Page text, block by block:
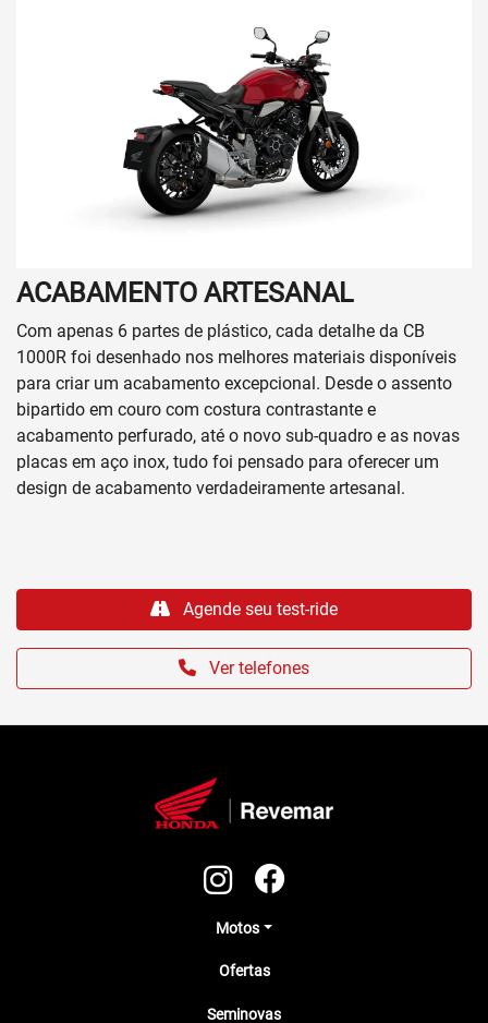
ACABAMENTO ARTESANAL
Com apenas 6 partes de plástico, cada detalhe da CB
1000R foi desenhado nos melhores materiais disponíveis
para criar um acabamento excepcional. Desde o assento
bipartido em couro com costura contrastante e
acabamento perfurado, até o novo sub-quadro e as novas
placas em aço inox, tudo foi pensado para oferecer um
design de acabamento verdadeiramente artesanal.
Ver telefones
Agende seu test-ride
Motos
Ofertas
Seminovas